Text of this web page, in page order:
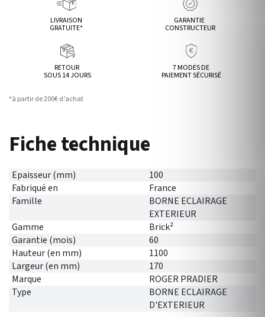
LIVRAISON
GRATUITE*
GARANTIE
CONSTRUCTEUR
RETOUR
SOUS 14 JOURS
7 MODES DE
PAIEMENT SÉCURISÉ
*à partir de 200€ d’achat
Fiche technique
Epaisseur (mm)
100
Fabriqué en
France
Famille
BORNE ECLAIRAGE
EXTERIEUR
Gamme
Brick²
Garantie (mois)
60
Hauteur (en mm)
1100
Largeur (en mm)
170
Marque
ROGER PRADIER
Type
BORNE ECLAIRAGE
D'EXTERIEUR